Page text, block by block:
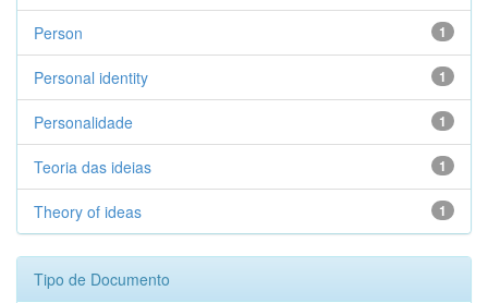
1
Person
1
Personal identity
1
Personalidade
1
Teoria das ideias
1
Theory of ideas
Tipo de Documento